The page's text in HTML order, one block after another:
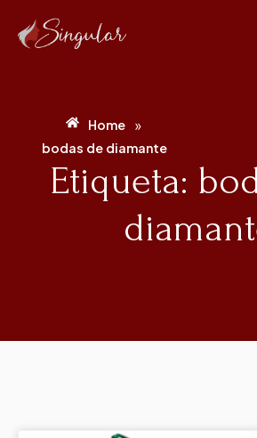
Home »
bodas de diamante
Etiqueta: